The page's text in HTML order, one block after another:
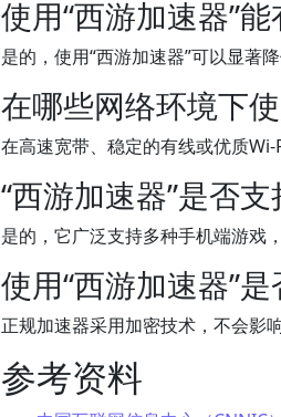
使用“西游加速器”
是的，使用“西游加速器”可以显著
在哪些网络环境下
在高速宽带、稳定的有线或优质Wi-
“西游加速器”是否
是的，它广泛支持多种手机端游戏
使用“西游加速器”
正规加速器采用加密技术，不会影
参考资料